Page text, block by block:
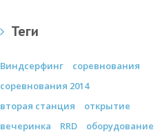
Теги
Виндсерфинг
соревнования
соревнования 2014
вторая станция
открытие
вечеринка
RRD
оборудование